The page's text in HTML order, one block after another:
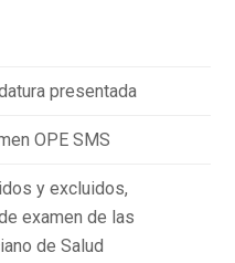
presentada
OPE SMS
y excluidos,
examen de las
de Salud